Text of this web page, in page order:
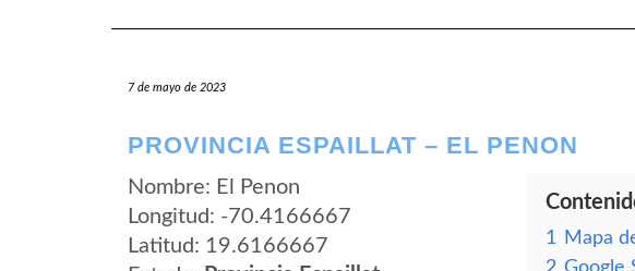
7 de mayo de 2023
PROVINCIA ESPAILLAT – EL PENON
Nombre: El Penon
Longitud: -70.4166667
Latitud: 19.6166667
1
Mapa
2 Google